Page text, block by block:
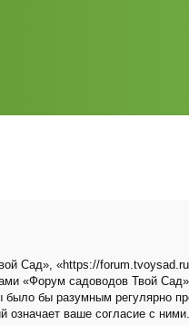
Сад», «https://
«Форум садоводов Твой
бы разумным регулярно
означает ваше согласие с ними.